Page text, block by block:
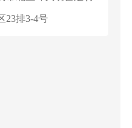
23排3-4号